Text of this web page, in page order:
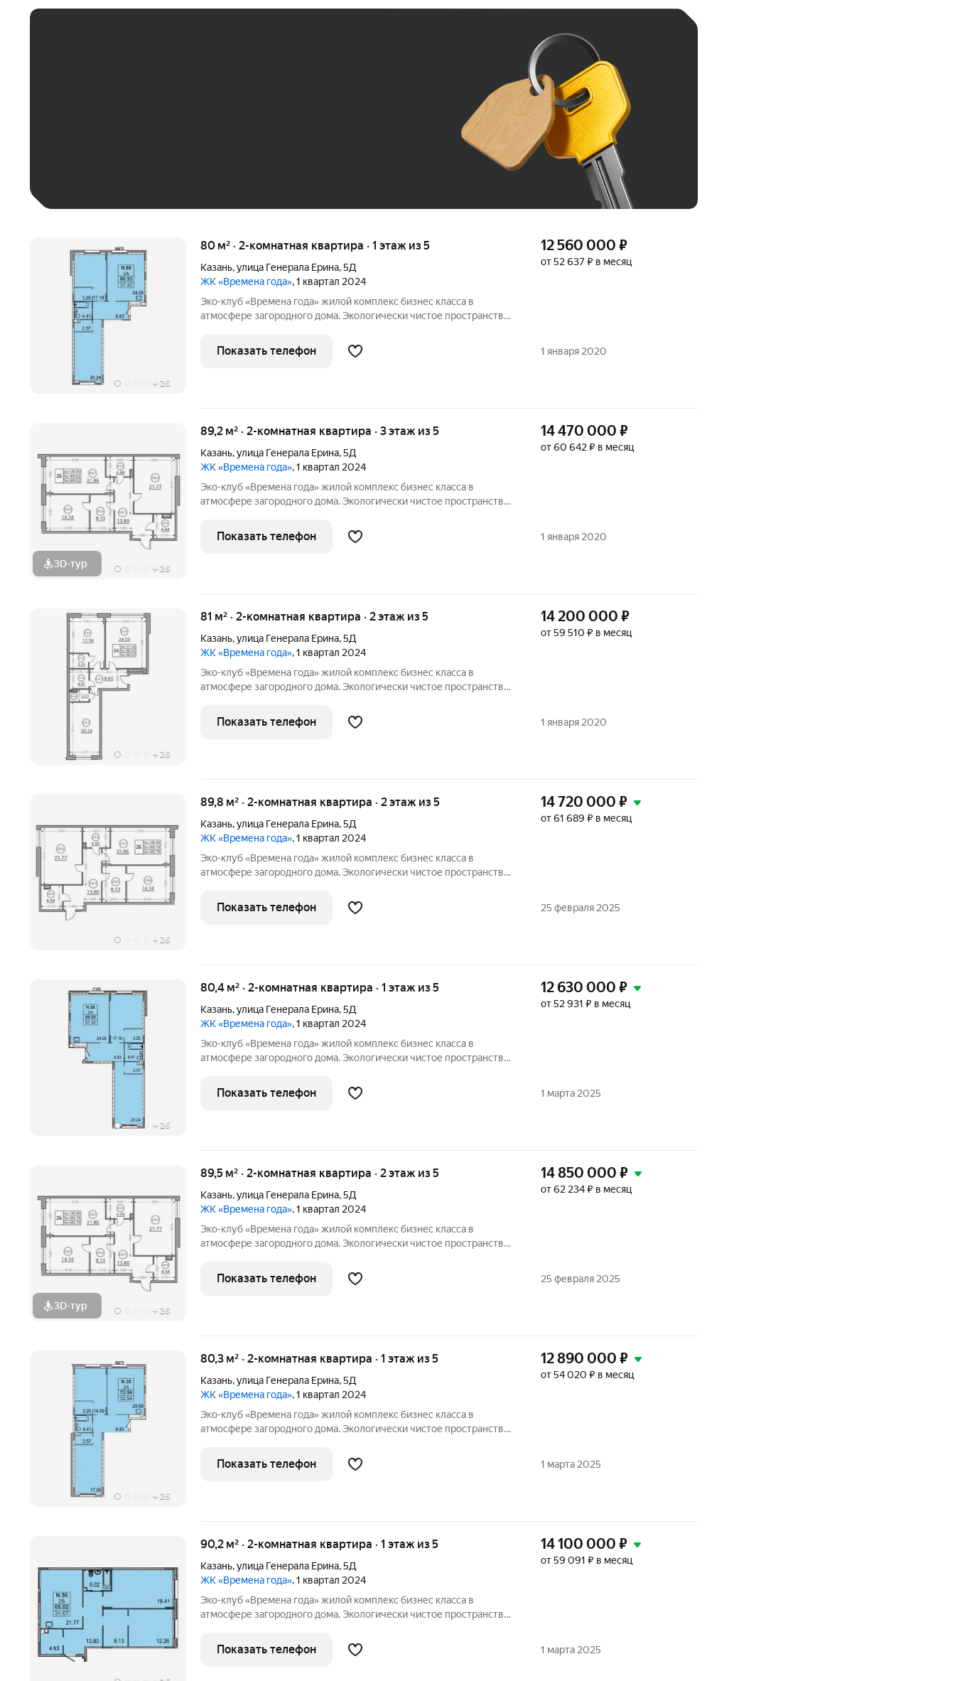
+ 26
80 м² · 2-комнатная квартира · 1 этаж из 5
Казань,улица Генерала Ерина,5Д
ЖК «Времена года», 1 квартал 2024
Эко-клуб «Времена года» жилой комплекс бизнес класса в
атмосфере загородного дома. Экологически чистое пространство
«15 минутного города». Пространство для жизни успешных людей,
где создан
12 560 000 ₽
от 52 637 ₽ в месяц
Показать телефон 1 января 2020
3D-тур + 26
89,2 м² · 2-комнатная квартира · 3 этаж из 5
Казань,улица Генерала Ерина,5Д
ЖК «Времена года», 1 квартал 2024
Эко-клуб «Времена года» жилой комплекс бизнес класса в
атмосфере загородного дома. Экологически чистое пространство
«15 минутного города». Пространство для жизни успешных людей,
где создан
14 470 000 ₽
от 60 642 ₽ в месяц
Показать телефон 1 января 2020
+ 26
81 м² · 2-комнатная квартира · 2 этаж из 5
Казань,улица Генерала Ерина,5Д
ЖК «Времена года», 1 квартал 2024
Эко-клуб «Времена года» жилой комплекс бизнес класса в
атмосфере загородного дома. Экологически чистое пространство
«15 минутного города». Пространство для жизни успешных людей,
где создан
14 200 000 ₽
от 59 510 ₽ в месяц
Показать телефон 1 января 2020
+ 26
89,8 м² · 2-комнатная квартира · 2 этаж из 5
Казань,улица Генерала Ерина,5Д
ЖК «Времена года», 1 квартал 2024
Эко-клуб «Времена года» жилой комплекс бизнес класса в
атмосфере загородного дома. Экологически чистое пространство
«15 минутного города». Пространство для жизни успешных людей,
где создан
14 720 000 ₽
от 61 689 ₽ в месяц
Показать телефон 25 февраля 2025
+ 26
80,4 м² · 2-комнатная квартира · 1 этаж из 5
Казань,улица Генерала Ерина,5Д
ЖК «Времена года», 1 квартал 2024
Эко-клуб «Времена года» жилой комплекс бизнес класса в
атмосфере загородного дома. Экологически чистое пространство
«15 минутного города». Пространство для жизни успешных людей,
где создан
12 630 000 ₽
от 52 931 ₽ в месяц
Показать телефон 1 марта 2025
3D-тур + 26
89,5 м² · 2-комнатная квартира · 2 этаж из 5
Казань,улица Генерала Ерина,5Д
ЖК «Времена года», 1 квартал 2024
Эко-клуб «Времена года» жилой комплекс бизнес класса в
атмосфере загородного дома. Экологически чистое пространство
«15 минутного города». Пространство для жизни успешных людей,
где создан
14 850 000 ₽
от 62 234 ₽ в месяц
Показать телефон 25 февраля 2025
+ 26
80,3 м² · 2-комнатная квартира · 1 этаж из 5
Казань,улица Генерала Ерина,5Д
ЖК «Времена года», 1 квартал 2024
Эко-клуб «Времена года» жилой комплекс бизнес класса в
атмосфере загородного дома. Экологически чистое пространство
«15 минутного города». Пространство для жизни успешных людей,
где создан
12 890 000 ₽
от 54 020 ₽ в месяц
Показать телефон 1 марта 2025
90,2 м² · 2-комнатная квартира · 1 этаж из 5
Казань,улица Генерала Ерина,5Д
ЖК «Времена года», 1 квартал 2024
Эко-клуб «Времена года» жилой комплекс бизнес класса в
атмосфере загородного дома. Экологически чистое пространство
«15 минутного города». Пространство для жизни успешных людей,
где создан
14 100 000 ₽
от 59 091 ₽ в месяц
Показать телефон 1 марта 2025